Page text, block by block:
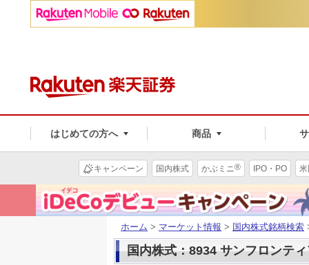
はじめての方へ 商品
キャンペーン 国内株式 かぶミニ® IPO・PO
ホーム > マーケット情報 > 国内株式銘柄検索
国内株式：8934 サンフロンテ